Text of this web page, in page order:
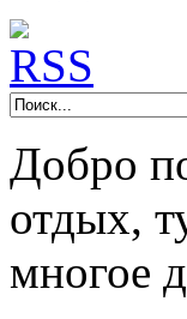
Добро
отдых,
многое